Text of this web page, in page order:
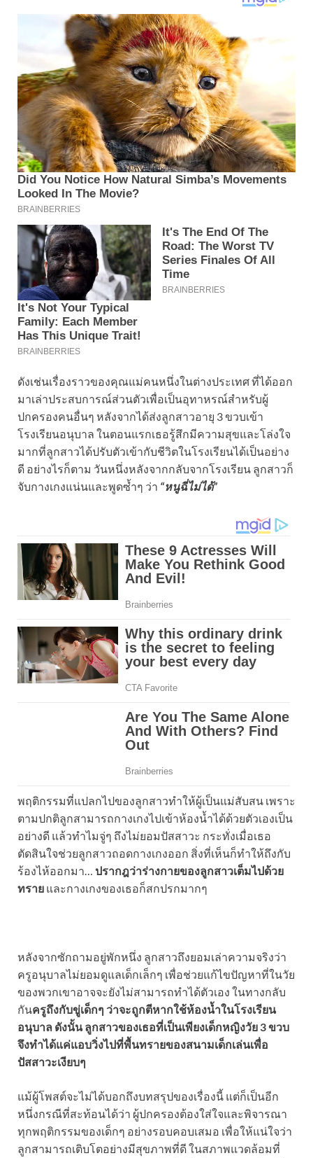
ดังเช่นเรื่องราวของคุณแม่คนหนึ่งในต่างประเทศ ที่ได้ออก
มาเล่าประสบการณ์ส่วนตัวเพื่อเป็นอุทาหรณ์สำหรับผู้
ปกครองคนอื่นๆ หลังจากได้ส่งลูกสาวอายุ 3 ขวบเข้า
โรงเรียนอนุบาล ในตอนแรกเธอรู้สึกมีความสุขและโล่งใจ
มากที่ลูกสาวได้ปรับตัวเข้ากับชีวิตในโรงเรียนได้เป็นอย่าง
ดี อย่างไรก็ตาม วันหนึ่งหลังจากกลับจากโรงเรียน ลูกสาวก็
จับกางเกงแน่นและพูดซ้ำๆ ว่า “หนูฉี่ไม่ได้”
พฤติกรรมที่แปลกไปของลูกสาวทำให้ผู้เป็นแม่สับสน เพราะ
ตามปกติลูกสามารถกางเกงไปเข้าห้องน้ำได้ด้วยตัวเองเป็น
อย่างดี แล้วทำไมจู่ๆ ถึงไม่ยอมปัสสาวะ กระทั่งเมื่อเธอ
ตัดสินใจช่วยลูกสาวถอดกางเกงออก สิ่งที่เห็นก็ทำให้ถึงกับ
ร้องไห้ออกมา… ปรากฎว่าร่างกายของลูกสาวเต็มไปด้วย
ทราย และกางเกงของเธอก็สกปรกมากๆ
หลังจากซักถามอยู่พักหนึ่ง ลูกสาวถึงยอมเล่าความจริงว่า
ครูอนุบาลไม่ยอมดูแลเด็กเล็กๆ เพื่อช่วยแก้ไขปัญหาที่ในวัย
ของพวกเขาอาจจะยังไม่สามารถทำได้ตัวเอง ในทางกลับ
กันครูถึงกับขู่เด็กๆ ว่าจะถูกตีหากใช้ห้องน้ำในโรงเรียน
อนุบาล ดังนั้น ลูกสาวของเธอที่เป็นเพียงเด็กหญิงวัย 3 ขวบ
จึงทำได้แค่แอบวิ่งไปที่พื้นทรายของสนามเด็กเล่นเพื่อ
ปัสสาวะเงียบๆ
แม้ผู้โพสต์จะไม่ได้บอกถึงบทสรุปของเรื่องนี้ แต่ก็เป็นอีก
หนึ่งกรณีที่สะท้อนได้ว่า ผู้ปกครองต้องใส่ใจและพิจารณา
ทุกพฤติกรรมของเด็กๆ อย่างรอบคอบเสมอ เพื่อให้แน่ใจว่า
ลูกสามารถเติบโตอย่างมีสุขภาพที่ดี ในสภาพแวดล้อมที่